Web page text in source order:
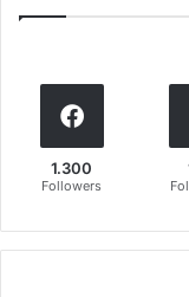
1.300
Followers